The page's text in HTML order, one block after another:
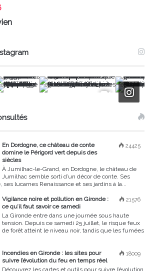
24425
En Dordogne, ce château de conte
domine le Périgord vert depuis des
siècles
À Jumilhac-le-Grand, en Dordogne, le château de
Jumilhac semble sorti d’un décor de conte. Ses
ses lucarnes Renaissance et ses jardins à la...
21576
Vigilance noire et pollution en Gironde :
ce qu’il faut savoir ce samedi
La Gironde entre dans une journée sous haute
tension. Depuis ce samedi 25 juillet, le risque feux
de forêt atteint le niveau noir, tandis que les fumées
18009
Incendies en Gironde : les sites pour
suivre l’évolution du feu en temps réel